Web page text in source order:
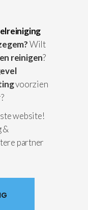
Wilt
reinigen?
voorzien
website!
&
partner